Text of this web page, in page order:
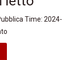
Time: 2024-